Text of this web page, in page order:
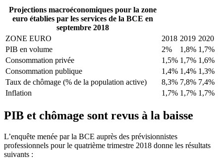
Projections macroéconomiques pour la zone
euro établies par les services de la BCE en
septembre 2018
ZONE EURO
2018 2019 2020
PIB en volume
2% 1,8% 1,7%
Consommation privée
1,5% 1,7% 1,6%
Consommation publique
1,4% 1,4% 1,3%
Taux de chômage (% de la population active)
8,3% 7,8% 7,4%
Inflation
1,7% 1,7% 1,7%
PIB et chômage sont revus à la baisse
L’enquête menée par la BCE auprès des prévisionnistes
professionnels pour le quatrième trimestre 2018 donne les résultats
suivants :